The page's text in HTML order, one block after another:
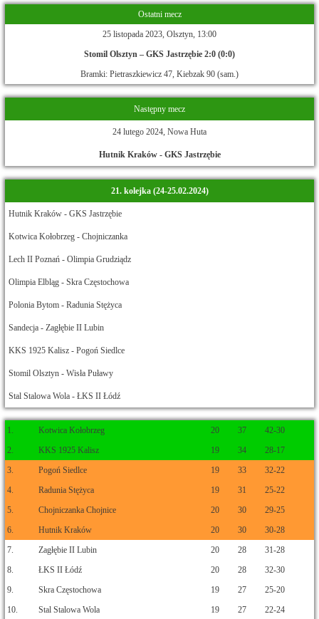
Ostatni mecz
25 listopada 2023, Olsztyn, 13:00
Stomil Olsztyn – GKS Jastrzębie 2:0 (0:0)
Bramki: Pietraszkiewicz 47, Kiebzak 90 (sam.)
Następny mecz
24 lutego 2024, Nowa Huta
Hutnik Kraków - GKS Jastrzębie
21. kolejka (24-25.02.2024)
Hutnik Kraków - GKS Jastrzębie
Kotwica Kołobrzeg - Chojniczanka
Lech II Poznań - Olimpia Grudziądz
Olimpia Elbląg - Skra Częstochowa
Polonia Bytom - Radunia Stężyca
Sandecja - Zagłębie II Lubin
KKS 1925 Kalisz - Pogoń Siedlce
Stomil Olsztyn - Wisła Puławy
Stal Stalowa Wola - ŁKS II Łódź
1. Kotwica Kołobrzeg 20 37
42-30
2.
KKS 1925 Kalisz 19 34
28-17
3.
Pogoń Siedlce 19 33
32-22
4.
Radunia Stężyca 19 31
25-22
5.
Chojniczanka Chojnice 20 30
29-25
6.
Hutnik Kraków 20 30
30-28
7.
Zagłębie II Lubin 20 28
31-28
8.
ŁKS II Łódź 20 28
32-30
9.
Skra Częstochowa 19 27
25-20
10.
Stal Stalowa Wola 19 27 22-24